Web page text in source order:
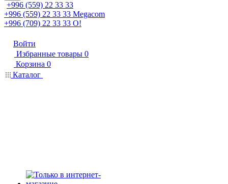
+996 (559) 22 33 33
+996 (559) 22 33 33 Megacom
+996 (709) 22 33 33 O!
Войти
Избранные товары 0
Корзина 0
Каталог